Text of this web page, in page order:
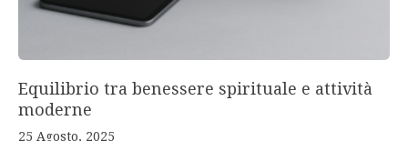
Equilibrio tra benessere spirituale e attività
moderne
25 Agosto, 2025